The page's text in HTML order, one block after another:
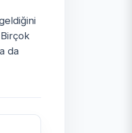
da